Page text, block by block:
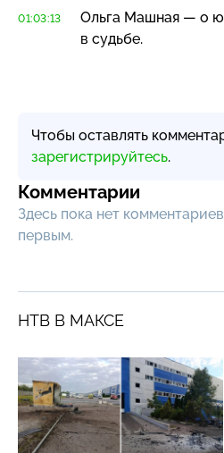
01:03:13
Ольга Машная — о
в судьбе.
Чтобы оставлять
зарегистрируйтесь.
Комментарии
Здесь пока нет
первым.
НТВ В МАКСЕ